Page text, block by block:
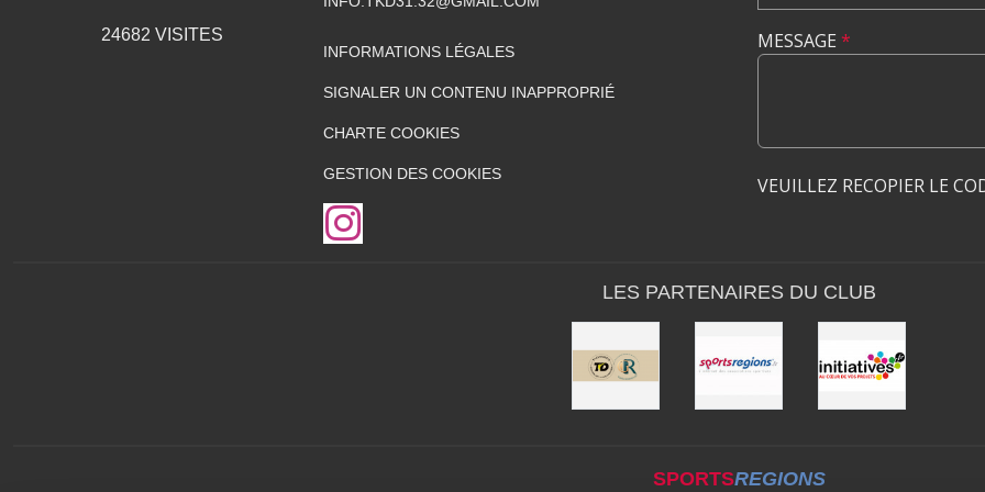
24682 VISITES
INFORMATIONS LÉGALES
SIGNALER UN CONTENU INAPPROPRIÉ
CHARTE COOKIES
GESTION DES COOKIES
MESSAGE *
VEUILLEZ RECOPIER LE
LES PARTENAIRES DU CLUB
SPORTSREGIONS